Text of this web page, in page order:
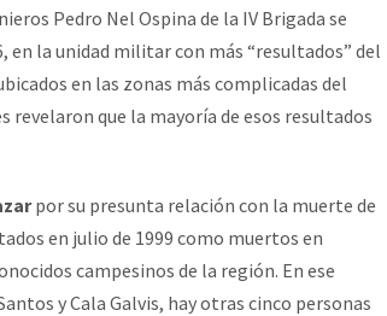
Pedro Nel Ospina de la IV Brigada se
en la unidad militar con más “resultados” del
en las zonas más complicadas del
que la mayoría de esos resultados
por su presunta relación con la muerte de
en julio de 1999 como muertos en
campesinos de la región. En ese
y Cala Galvis, hay otras cinco personas